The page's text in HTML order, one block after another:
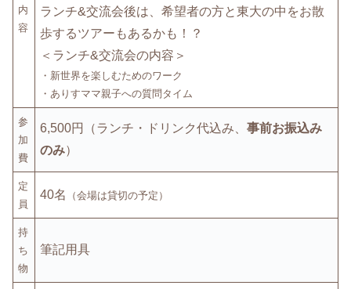
内
容
ランチ&交流会後は、希望者の方と東大の中をお散
歩するツアーもあるかも！？
＜ランチ&交流会の内容＞
・新世界を楽しむためのワーク
・ありすママ親子への質問タイム
参
加
費
6,500円（ランチ・ドリンク代込み、事前お振込み
のみ）
定
員
40名 （会場は貸切の予定）
持
ち
物
筆記用具